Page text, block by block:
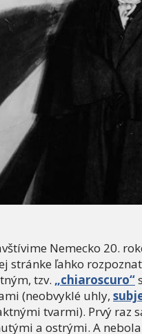
Nemecko 20.
stránke ľahko
tzv. „chiaroscuro“
(neobvyklé uhly,
tvarmi). Prvý raz
a ostrými. A